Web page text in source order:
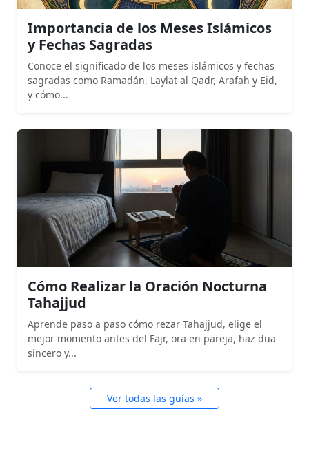
Importancia de los Meses Islámicos
y Fechas Sagradas
Conoce el significado de los meses islámicos y fechas
sagradas como Ramadán, Laylat al Qadr, Arafah y Eid,
y cómo...
Cómo Realizar la Oración Nocturna
Tahajjud
Aprende paso a paso cómo rezar Tahajjud, elige el
mejor momento antes del Fajr, ora en pareja, haz dua
sincero y...
Ver todas las guías »